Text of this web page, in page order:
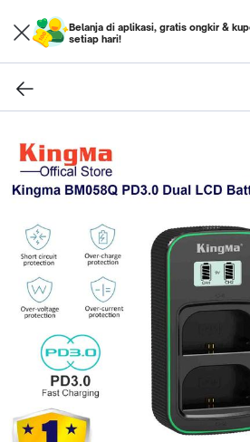
Belanja di aplikasi, gratis ongkir &
setiap hari!